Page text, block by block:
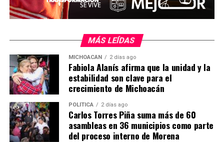
mizitacuaro.
Comparte con:
MÁS LEÍDAS
MICHOACÁN 2 días ago
Fabiola Alanís afirma que la unidad y la
estabilidad son clave para el
crecimiento de Michoacán
POLÍTICA 2 días ago
Carlos Torres Piña suma más de 60
asambleas en 36 municipios como parte
del proceso interno de Morena